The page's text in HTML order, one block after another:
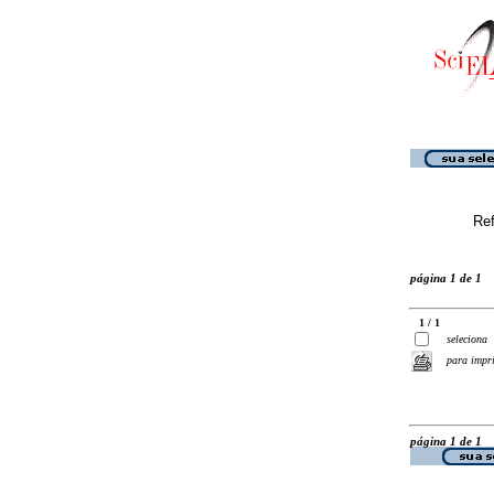
página 1 de 1
1 / 1
seleciona
para
página 1 de 1